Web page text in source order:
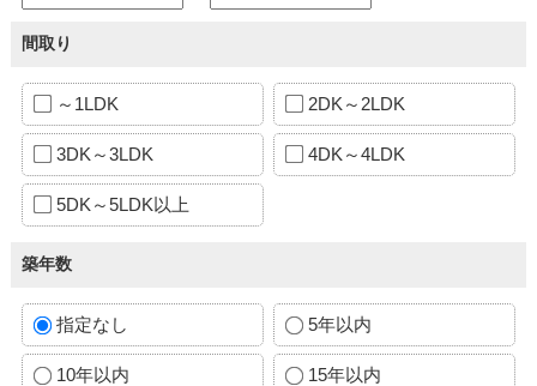
間取り
～1LDK 2DK～2LDK
3DK～3LDK 4DK～4LDK
5DK～5LDK以上
築年数
指定なし 5年以内
10年以内 15年以内